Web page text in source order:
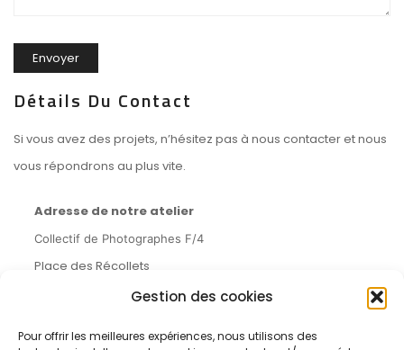
Gestion des cookies
Pour offrir les meilleures expériences, nous utilisons des
Détails Du Contact
Si vous avez des projets, n’hésitez pas à nous contacter et nous
vous répondrons au plus vite.
Adresse de notre atelier
Collectif de Photographes F/4
Place des Récollets
49400 Saumur (FR)
Email